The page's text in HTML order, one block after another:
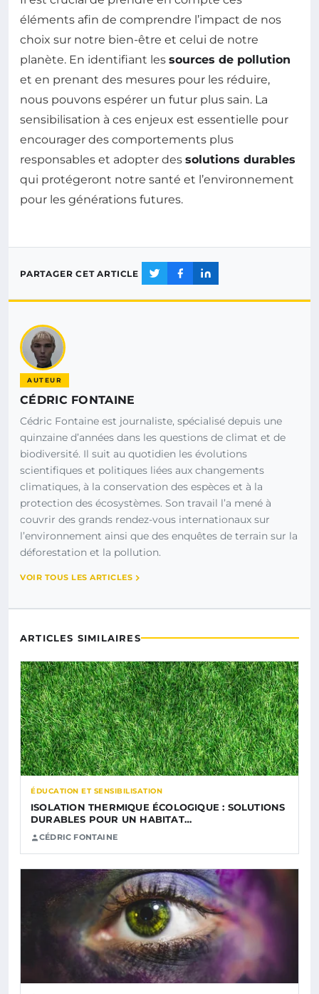
éléments afin de comprendre l’impact de nos
choix sur notre bien-être et celui de notre
planète. En identifiant les sources de pollution
et en prenant des mesures pour les réduire,
nous pouvons espérer un futur plus sain. La
sensibilisation à ces enjeux est essentielle pour
encourager des comportements plus
responsables et adopter des solutions durables
qui protégeront notre santé et l’environnement
pour les générations futures.
PARTAGER CET ARTICLE
AUTEUR
CÉDRIC FONTAINE
Cédric Fontaine est journaliste, spécialisé depuis une
quinzaine d’années dans les questions de climat et de
biodiversité. Il suit au quotidien les évolutions
scientifiques et politiques liées aux changements
climatiques, à la conservation des espèces et à la
protection des écosystèmes. Son travail l’a mené à
couvrir des grands rendez-vous internationaux sur
l’environnement ainsi que des enquêtes de terrain sur la
déforestation et la pollution.
VOIR TOUS LES ARTICLES
ARTICLES SIMILAIRES
ÉDUCATION ET SENSIBILISATION
ISOLATION THERMIQUE ÉCOLOGIQUE : SOLUTIONS
DURABLES POUR UN HABITAT…
CÉDRIC FONTAINE